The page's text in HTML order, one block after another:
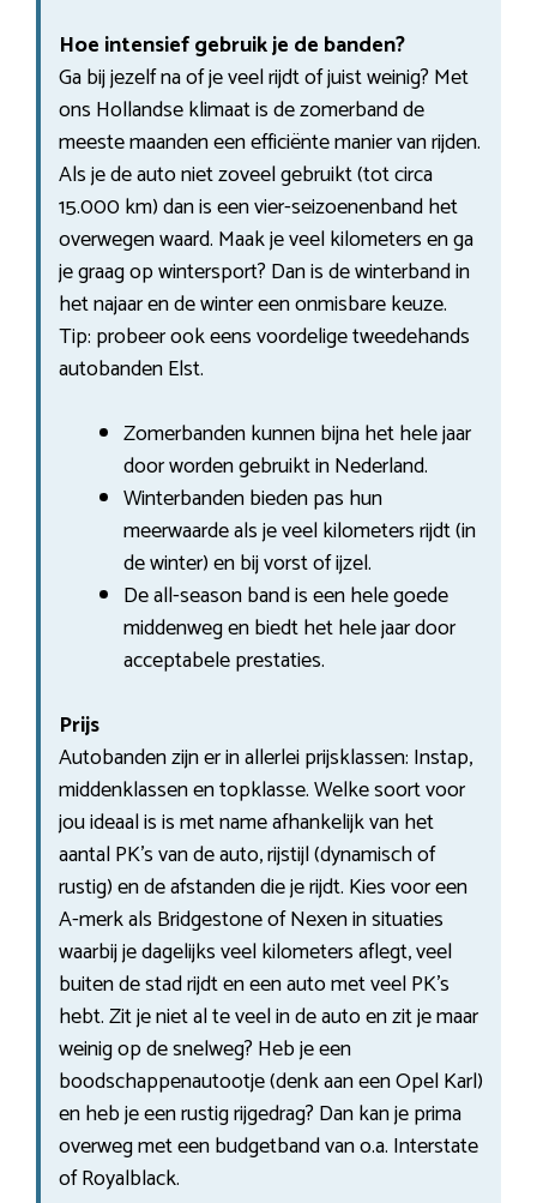
Hoe intensief gebruik je de banden?
Ga bij jezelf na of je veel rijdt of juist weinig? Met
ons Hollandse klimaat is de zomerband de
meeste maanden een efficiënte manier van rijden.
Als je de auto niet zoveel gebruikt (tot circa
15.000 km) dan is een vier-seizoenenband het
overwegen waard. Maak je veel kilometers en ga
je graag op wintersport? Dan is de winterband in
het najaar en de winter een onmisbare keuze.
Tip: probeer ook eens voordelige tweedehands
autobanden Elst.
Zomerbanden kunnen bijna het hele jaar
door worden gebruikt in Nederland.
Winterbanden bieden pas hun
meerwaarde als je veel kilometers rijdt (in
de winter) en bij vorst of ijzel.
De all-season band is een hele goede
middenweg en biedt het hele jaar door
acceptabele prestaties.
Prijs
Autobanden zijn er in allerlei prijsklassen: Instap,
middenklassen en topklasse. Welke soort voor
jou ideaal is is met name afhankelijk van het
aantal PK’s van de auto, rijstijl (dynamisch of
rustig) en de afstanden die je rijdt. Kies voor een
A-merk als Bridgestone of Nexen in situaties
waarbij je dagelijks veel kilometers aflegt, veel
buiten de stad rijdt en een auto met veel PK’s
hebt. Zit je niet al te veel in de auto en zit je maar
weinig op de snelweg? Heb je een
boodschappenautootje (denk aan een Opel Karl)
en heb je een rustig rijgedrag? Dan kan je prima
overweg met een budgetband van o.a. Interstate
of Royalblack.